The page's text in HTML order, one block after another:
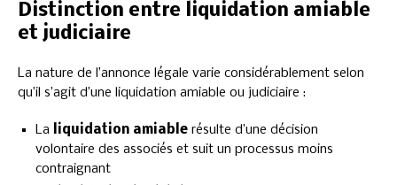
Distinction entre liquidation amiable
et judiciaire
La nature de l’annonce légale varie considérablement selon
qu’il s’agit d’une liquidation amiable ou judiciaire :
La liquidation amiable résulte d’une décision
volontaire des associés et suit un processus moins
contraignant